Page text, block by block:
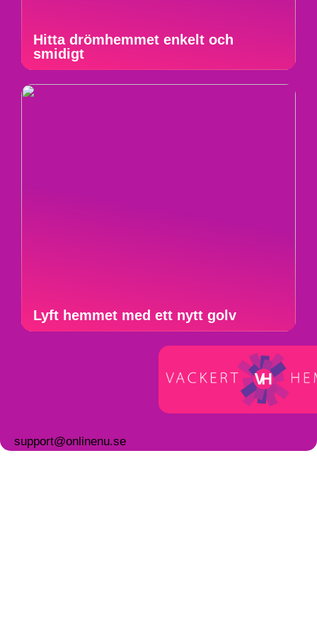
Hitta drömhemmet enkelt och
smidigt
Lyft hemmet med ett nytt golv
support@onlinenu.se